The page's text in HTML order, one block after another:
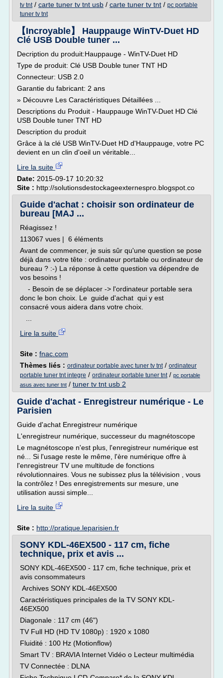
tv tnt/ carte tuner tv tnt usb / carte tuner tv tnt / pc portable
tuner tv tnt
【Incroyable】 Hauppauge WinTV-Duet HD
Clé USB Double tuner ...
Decription du produit:Hauppauge - WinTV-Duet HD
Type de produit: Clé USB Double tuner TNT HD
Connecteur: USB 2.0
Garantie du fabricant: 2 ans
» Découvre Les Caractéristiques Détaillées ...
Descriptions du Produit - Hauppauge WinTV-Duet HD Clé
USB Double tuner TNT HD
Description du produit
Grâce à la clé USB WinTV-Duet HD d'Hauppauge, votre PC
devient en un clin d'oeil un véritable...
Lire la suite
Date: 2015-09-17 10:20:32
Site : http://solutionsdestockageexternespro.blogspot.co
Guide d'achat : choisir son ordinateur de
bureau [MAJ ...
Réagissez !
113067 vues | 6 éléments
Avant de commencer, je suis sûr qu'une question se pose
déjà dans votre tête : ordinateur portable ou ordinateur de
bureau ? :-) La réponse à cette question va dépendre de
vos besoins !
- Besoin de se déplacer -> l'ordinateur portable sera
donc le bon choix. Le guide d'achat qui y est
consacré vous aidera dans votre choix.
Lire la suite
Site : fnac.com
Thèmes liés : ordinateur portable avec tuner tv tnt/ ordinateur
portable tuner tnt integre / ordinateur portable tuner tnt/ pc portable
asus avec tuner tnt / tuner tv tnt usb 2
Guide d'achat - Enregistreur numérique - Le
Parisien
Guide d'achat Enregistreur numérique
L'enregistreur numérique, successeur du magnétoscope
Le magnétoscope n'est plus, l'enregistreur numérique est
né... Si l'usage reste le même, l'ère numérique offre à
l'enregistreur TV une multitude de fonctions
révolutionnaires. Vous ne subissez plus la télévision , vous
la contrôlez ! Des enregistrements sur mesure, une
utilisation aussi simple...
Lire la suite
Site : http://pratique.leparisien.fr
SONY KDL-46EX500 - 117 cm, fiche
technique, prix et avis ...
SONY KDL-46EX500 - 117 cm, fiche technique, prix et
avis consommateurs
Archives SONY KDL-46EX500
Caractéristiques principales de la TV SONY KDL-
46EX500
Diagonale : 117 cm (46")
TV Full HD (HD TV 1080p) : 1920 x 1080
Fluidité : 100 Hz (Motionflow)
Smart TV : BRAVIA Internet Vidéo o Lecteur multimédia
TV Connectée : DLNA